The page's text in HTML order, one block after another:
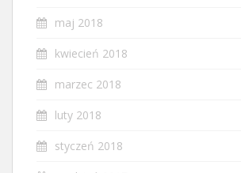
maj 2018
kwiecień 2018
marzec 2018
luty 2018
styczeń 2018